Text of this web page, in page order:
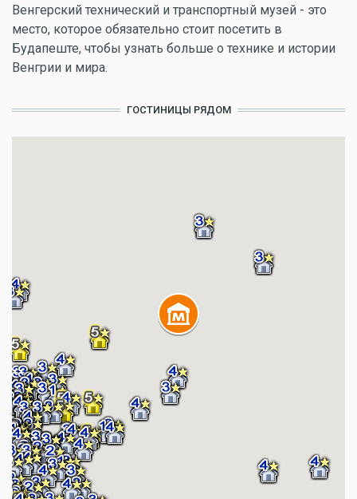
Венгерский технический и транспортный музей - это
место, которое обязательно стоит посетить в
Будапеште, чтобы узнать больше о технике и истории
Венгрии и мира.
ГОСТИНИЦЫ РЯДОМ